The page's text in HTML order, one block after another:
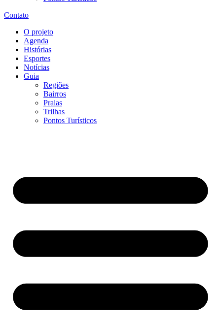
Contato
O projeto
Agenda
Histórias
Esportes
Notícias
Guia
Regiões
Bairros
Praias
Trilhas
Pontos Turísticos